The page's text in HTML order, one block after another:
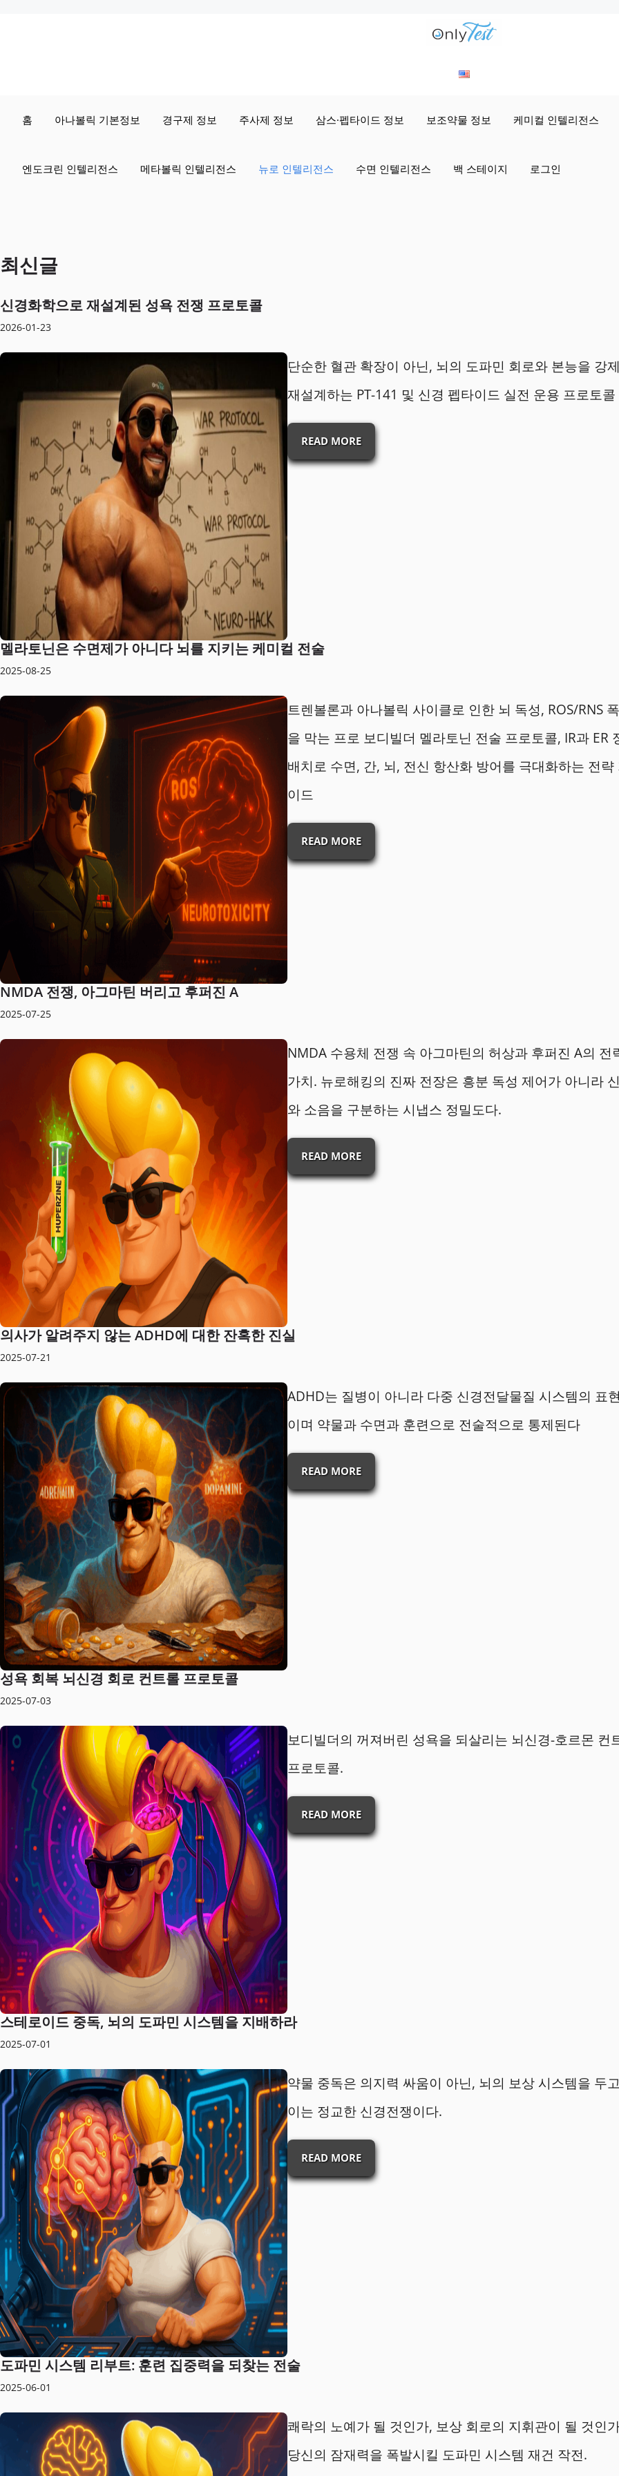
홈 아나볼릭 기본정보 경구제 정보 주사제 정보 삼스·펩타이드 정보 보조약물 정보 케미컬 인텔리전스
엔도크린 인텔리전스 메타볼릭 인텔리전스 뉴로 인텔리전스 수면 인텔리전스 백 스테이지 로그인
최신글
신경화학으로 재설계된 성욕 전쟁 프로토콜
2026-01-23
단순한 혈관 확장이 아닌, 뇌의 도파민 회로와 본능을 강
재설계하는 PT-141 및 신경 펩타이드 실전 운용 프로토콜
READ MORE
멜라토닌은 수면제가 아니다 뇌를 지키는 케미컬 전술
2025-08-25
트렌볼론과 아나볼릭 사이클로 인한 뇌 독성, ROS/RNS
을 막는 프로 보디빌더 멜라토닌 전술 프로토콜, IR과 ER
배치로 수면, 간, 뇌, 전신 항산화 방어를 극대화하는 전략
이드
READ MORE
NMDA 전쟁, 아그마틴 버리고 후퍼진 A
2025-07-25
NMDA 수용체 전쟁 속 아그마틴의 허상과 후퍼진 A의 전
가치. 뉴로해킹의 진짜 전장은 흥분 독성 제어가 아니라
와 소음을 구분하는 시냅스 정밀도다.
READ MORE
의사가 알려주지 않는 ADHD에 대한 잔혹한 진실
2025-07-21
ADHD는 질병이 아니라 다중 신경전달물질 시스템의 표
이며 약물과 수면과 훈련으로 전술적으로 통제된다
READ MORE
성욕 회복 뇌신경 회로 컨트롤 프로토콜
2025-07-03
보디빌더의 꺼져버린 성욕을 되살리는 뇌신경-호르몬 컨
프로토콜.
READ MORE
스테로이드 중독, 뇌의 도파민 시스템을 지배하라
2025-07-01
약물 중독은 의지력 싸움이 아닌, 뇌의 보상 시스템을 두
이는 정교한 신경전쟁이다.
READ MORE
도파민 시스템 리부트: 훈련 집중력을 되찾는 전술
2025-06-01
쾌락의 노예가 될 것인가, 보상 회로의 지휘관이 될 것인
당신의 잠재력을 폭발시킬 도파민 시스템 재건 작전.